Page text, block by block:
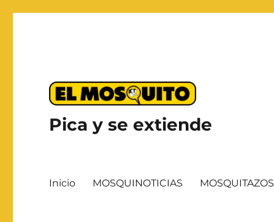
Pica y se extiende
Inicio MOSQUINOTICIAS MOSQUITAZOS